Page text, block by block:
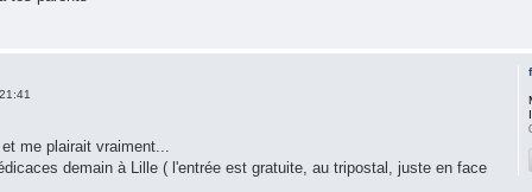
me plairait vraiment...
demain à Lille ( l'entrée est gratuite, au tripostal, juste en face